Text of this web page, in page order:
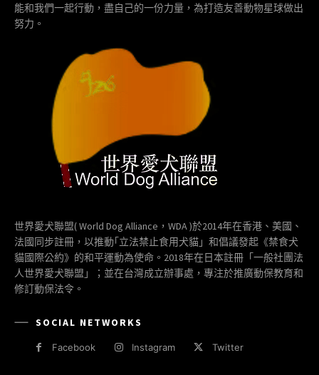
能和我們一起行動，盡自己的一份力量，為打造友善動物星球做出
努力。
世界愛犬聯盟( World Dog Alliance，WDA )於2014年在香港、美國、
法國同步註冊，以推動｢立法禁止食用犬貓」和倡議發起《禁食犬
貓國際公約》的和平運動為使命。2018年在日本註冊「一般社團法
人世界愛犬聯盟」；並在台灣成立辦事處，專注於推廣動保教育和
修訂動保法令。
SOCIAL NETWORKS
Facebook Instagram Twitter